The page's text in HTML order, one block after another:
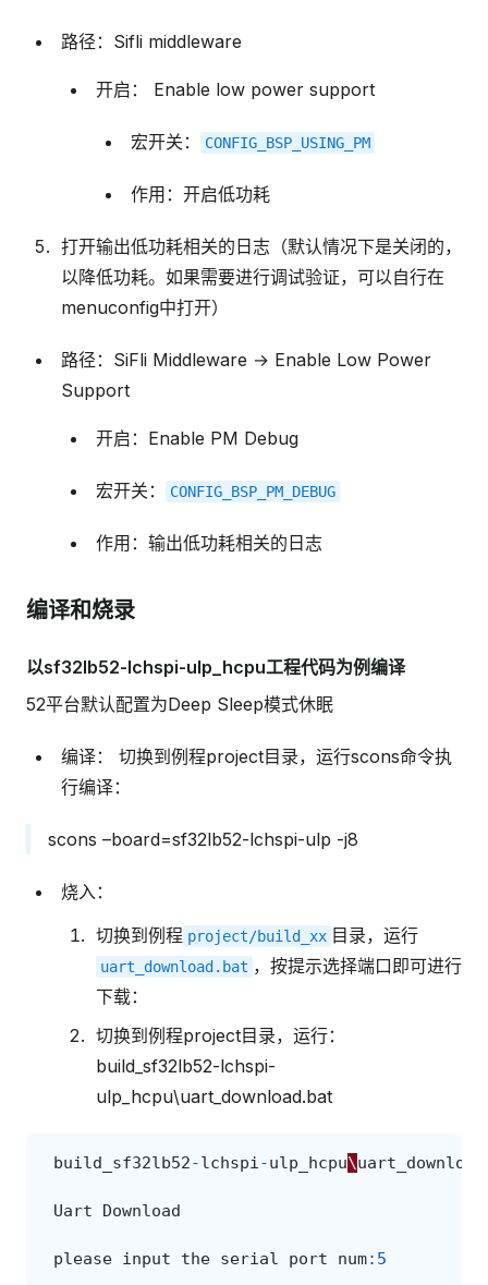
路径：Sifli middleware
开启： Enable low power support
宏开关： CONFIG_BSP_USING_PM
作用：开启低功耗
打开输出低功耗相关的日志（默认情况下是关闭的，
以降低功耗。如果需要进行调试验证，可以自行在
menuconfig中打开）
路径：SiFli Middleware → Enable Low Power
Support
开启：Enable PM Debug
宏开关： CONFIG_BSP_PM_DEBUG
作用：输出低功耗相关的日志
编译和烧录
以sf32lb52-lchspi-ulp_hcpu工程代码为例编译
52平台默认配置为Deep Sleep模式休眠
编译： 切换到例程project目录，运行scons命令执
行编译：
scons –board=sf32lb52-lchspi-ulp -j8
烧入：
切换到例程 project/build_xx 目录，运行
uart_download.bat ，按提示选择端口即可进行
下载：
切换到例程project目录，运行：
build_sf32lb52-lchspi-
ulp_hcpu\uart_download.bat
build_sf32lb52-lchspi -ulp_hcpu\uart_download
Uart Download
please input the serial port num: 5